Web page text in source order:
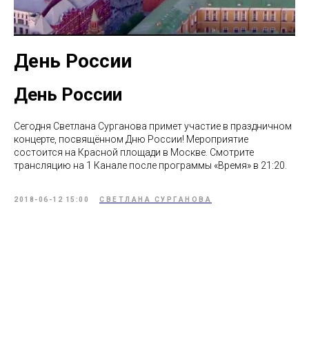
День России
День России
Сегодня Светлана Сурганова примет участие в праздничном
концерте, посвящённом Дню России! Мероприятие
состоится на Красной площади в Москве. Смотрите
трансляцию на 1 Канале после программы «Время» в 21:20.
2018-06-12 15:00 СВЕТЛАНА СУРГАНОВА